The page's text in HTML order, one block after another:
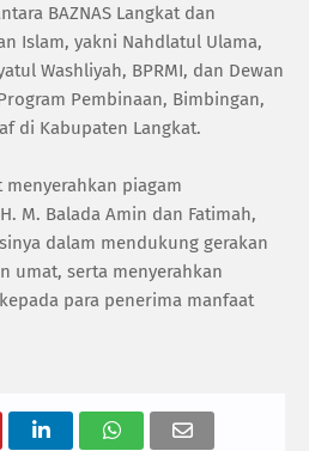
BAZNAS Langkat dan
Islam, yakni Nahdlatul Ulama,
Washliyah, BPRMI, dan Dewan
Pembinaan, Bimbingan,
di Kabupaten Langkat.
piagam
M. Balada Amin dan Fatimah,
dalam mendukung gerakan
umat, serta menyerahkan
para penerima manfaat